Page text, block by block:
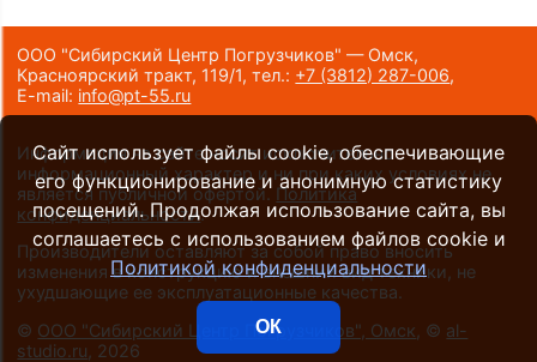
ООО "Сибирский Центр Погрузчиков" — Омск,
Красноярский тракт, 119/1,тел.: +7 (3812) 287-006,
E-mail: info@pt-55.ru
Информация на сайте носит исключительно
информационный характер и ни при каких условиях не
является публичной офертой. Политика
конфиденциальности.
Производители оставляют за собой право вносить
изменения в конструкцию и внешний вид техники, не
ухудшающие ее эксплуатационные качества.
© ООО "Сибирский Центр Погрузчиков", Омск , © al-
studio.ru , 2026
Сайт использует файлы cookie, обеспечивающие
его функционирование и анонимную статистику
посещений. Продолжая использование сайта, вы
соглашаетесь с использованием файлов cookie и
Политикой конфиденциальности
ОК